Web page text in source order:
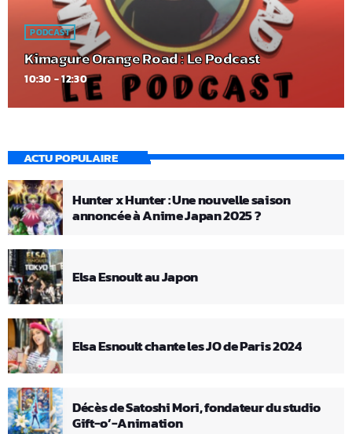
PODCAST
Kimagure Orange Road : Le Podcast
10:30 - 12:30
ACTU POPULAIRE
Hunter x Hunter : Une nouvelle saison
annoncée à Anime Japan 2025 ?
Elsa Esnoult au Japon
Elsa Esnoult chante les JO de Paris 2024
Décès de Satoshi Mori, fondateur du studio
Gift-o’-Animation